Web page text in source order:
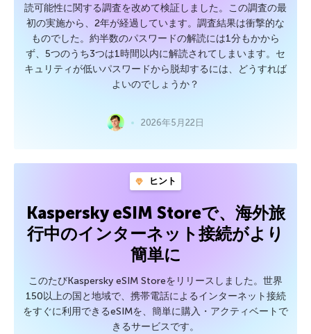
読可能性に関する調査を改めて検証しました。この調査の最
初の実施から、2年が経過しています。調査結果は衝撃的な
ものでした。約半数のパスワードの解読には1分もかから
ず、5つのうち3つは1時間以内に解読されてしまいます。セ
キュリティが低いパスワードから脱却するには、どうすれば
よいのでしょうか？
2026年5月22日
ヒント
Kaspersky eSIM Storeで、海外旅
行中のインターネット接続がより
簡単に
このたびKaspersky eSIM Storeをリリースしました。世界
150以上の国と地域で、携帯電話によるインターネット接続
をすぐに利用できるeSIMを、簡単に購入・アクティベートで
きるサービスです。